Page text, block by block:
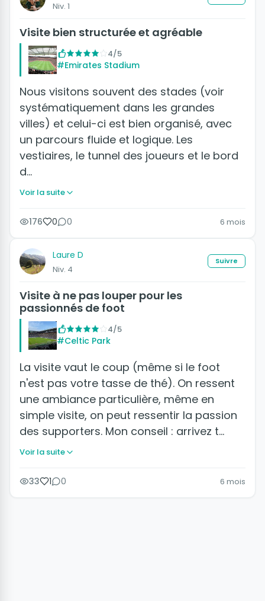
Niv. 1
Visite bien structurée et agréable
4/5
#Emirates Stadium
Nous visitons souvent des stades (voir
systématiquement dans les grandes
villes) et celui-ci est bien organisé, avec
un parcours fluide et logique. Les
vestiaires, le tunnel des joueurs et le bord
d…
Voir la suite
176 0 0 6 mois
Laure D
Niv. 4
Suivre
Visite à ne pas louper pour les
passionnés de foot
4/5
#Celtic Park
La visite vaut le coup (même si le foot
n'est pas votre tasse de thé). On ressent
une ambiance particulière, même en
simple visite, on peut ressentir la passion
des supporters. Mon conseil : arrivez t…
Voir la suite
33 1 0 6 mois